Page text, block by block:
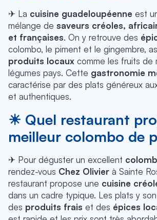
✈ La cuisine guadeloupéenne est
mélange de saveurs créoles,
et françaises. On y retrouve des
colombo, le piment et le gingembre,
produits locaux comme les fruits de
légumes pays. Cette gastronomie
caractérise par des plats généreux
et authentiques.
☀ Quel restaurant
meilleur colombo de
✈ Pour déguster un excellent
rendez-vous Chez Olivier à Sainte
restaurant propose une cuisine
dans un cadre typique. Les plats y
des produits frais et des épices